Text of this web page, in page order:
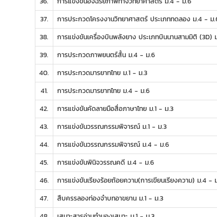
37.
การประกวดโครงงานวิทยาศาสตร์ ประเภททดลอง ม.4 - ม
38.
การแข่งขันเครื่องบินพลังยาง ประเภทบินนานสามมิติ (3D)
39.
การประกวดภาพยนตร์สั้น ม.4 - ม.6
40.
การประกวดมารยาทไทย ม.1 - ม.3
41.
การประกวดมารยาทไทย ม.4 - ม.6
42.
การแข่งขันคัดลายมือสื่อภาษาไทย ม.1 - ม.3
43.
การแข่งขันวรรณกรรมพิจารณ์ ม.1 - ม.3
44.
การแข่งขันวรรณกรรมพิจารณ์ ม.4 - ม.6
45.
การแข่งขันพินิจวรรณคดี ม.4 - ม.6
46.
การแข่งขันเรียงร้อยถ้อยความ(การเขียนเรียงความ) ม.4 -
47.
สืบครรลองท่องจำบทอาขยาน ม.1 - ม.3